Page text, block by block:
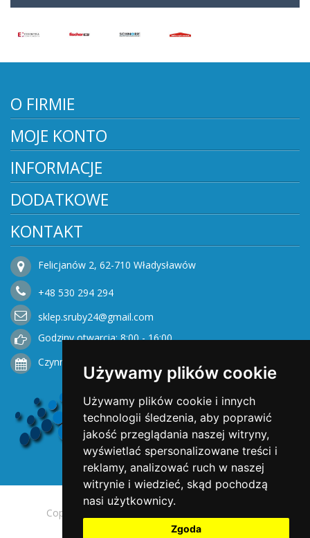
Używamy plików cookie
Używamy plików cookie i innych
technologii śledzenia, aby poprawić
jakość przeglądania naszej witryny,
wyświetlać spersonalizowane treści i
reklamy, analizować ruch w naszej
witrynie i wiedzieć, skąd pochodzą
nasi użytkownicy.
Zgoda
O FIRMIE
MOJE KONTO
INFORMACJE
DODATKOWE
KONTAKT
Felicjanów 2, 62-710 Władysławów
+48 530 294 294
sklep.sruby24@gmail.com
Godziny otwarcia: 8:00 - 16:00
Czynne od Poniedziałku do Piątku
Copyright © 2025 Opengreen. All rights reserved.